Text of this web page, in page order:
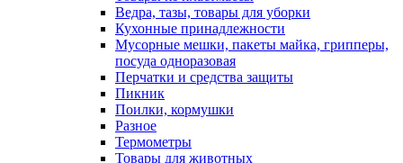
Ведра, тазы, товары для уборки
Кухонные принадлежности
Мусорные мешки, пакеты майка, грипперы,
посуда одноразовая
Перчатки и средства защиты
Пикник
Поилки, кормушки
Разное
Термометры
Товары для животных